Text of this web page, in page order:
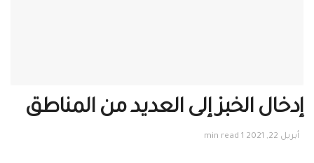
إدخال الخبز إلى العديد من المناطق
أبريل 22, 2021 1 min read